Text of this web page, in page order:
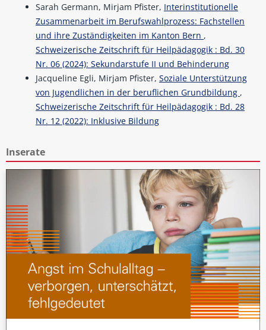
Sarah Germann, Mirjam Pfister, Interinstitutionelle
Zusammenarbeit im Berufswahlprozess: Fachstellen
und ihre Zuständigkeiten im Kanton Bern ,
Schweizerische Zeitschrift für Heilpädagogik : Bd. 30
Nr. 06 (2024): Sekundarstufe II und Behinderung
Jacqueline Egli, Mirjam Pfister, Soziale Unterstützung
von Jugendlichen in der beruflichen Grundbildung ,
Schweizerische Zeitschrift für Heilpädagogik : Bd. 28
Nr. 12 (2022): Inklusive Bildung
Inserate